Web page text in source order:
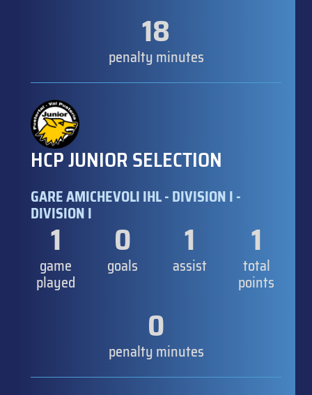
18
penalty minutes
HCP JUNIOR SELECTION
GARE AMICHEVOLI IHL - DIVISION I -
DIVISION I
1
game
played
0
goals
1
assist
1
total
points
0
penalty minutes